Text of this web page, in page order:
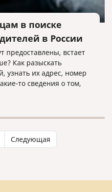
в поиске
в России
предоставлены, встает
Как разыскать
узнать их адрес, номер
то сведения о том,
Следующая